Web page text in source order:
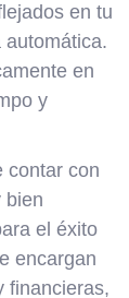
en tu
en
y
contar con
bien
el éxito
encargan
financieras,